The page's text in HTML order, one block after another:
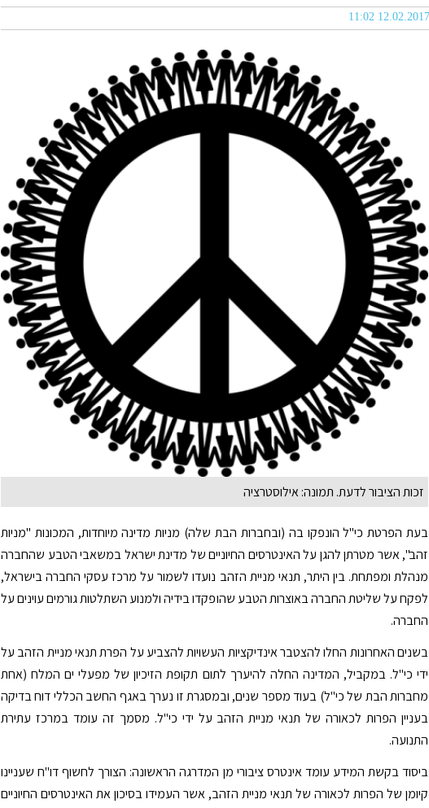
זכות הציבור לדעת. תמונה: אילוסטרציה
בעת הפרטת כי"ל הונפקו בה (ובחברות הבת שלה) מניות מדינה מיוחדות, המכונות "מניות
זהב", אשר מטרתן להגן על האינטרסים החיוניים של מדינת ישראל במשאבי הטבע שהחברה
מנהלת ומפתחת. בין היתר, תנאי מניית הזהב נועדו לשמור על מרכז עסקי החברה בישראל,
לפקח על שליטת החברה באוצרות הטבע שהופקדו בידיה ולמנוע השתלטות גורמים עוינים על
החברה.
בשנים האחרונות החלו להצטבר אינדיקציות העשויות להצביע על הפרת תנאי מניית הזהב על
ידי כי"ל. במקביל, המדינה החלה להיערך לתום תקופת הזיכיון של מפעלי ים המלח (אחת
מחברות הבת של כי"ל) בעוד מספר שנים, ובמסגרת זו נערך באגף החשב הכללי דוח בדיקה
בעניין הפרות לכאורה של תנאי מניית הזהב על ידי כי"ל. מסמך זה עומד במרכז עתירת
התנועה.
ביסוד בקשת המידע עומד אינטרס ציבורי מן המדרגה הראשונה: הצורך לחשוף דו"ח שעניינו
קיומן של הפרות לכאורה של תנאי מניית הזהב, אשר העמידו בסיכון את האינטרסים החיוניים